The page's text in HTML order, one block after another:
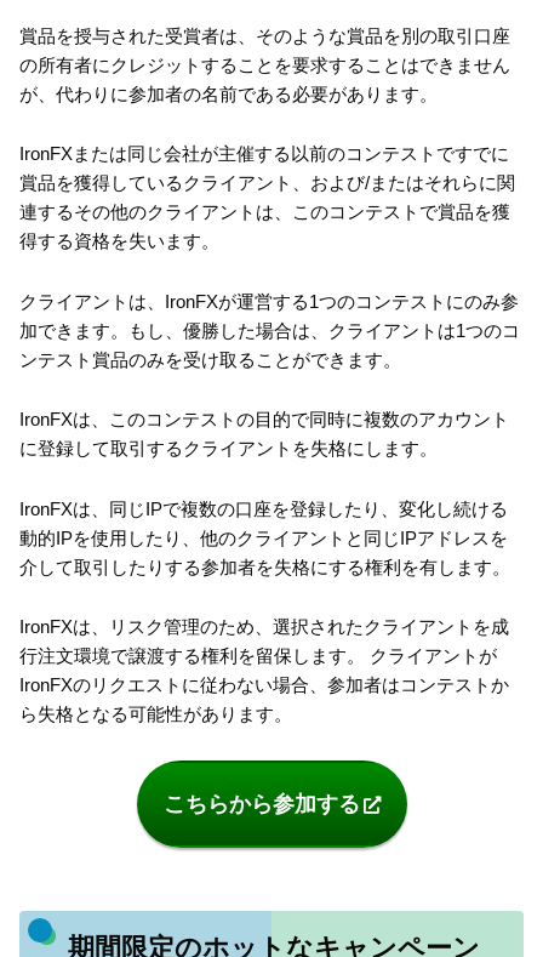
賞品を授与された受賞者は、そのような賞品を別の取引口座
の所有者にクレジットすることを要求することはできません
が、代わりに参加者の名前である必要があります。
IronFXまたは同じ会社が主催する以前のコンテストですでに
賞品を獲得しているクライアント、および/またはそれらに関
連するその他のクライアントは、このコンテストで賞品を獲
得する資格を失います。
クライアントは、IronFXが運営する1つのコンテストにのみ参
加できます。もし、優勝した場合は、クライアントは1つのコ
ンテスト賞品のみを受け取ることができます。
IronFXは、このコンテストの目的で同時に複数のアカウント
に登録して取引するクライアントを失格にします。
IronFXは、同じIPで複数の口座を登録したり、変化し続ける
動的IPを使用したり、他のクライアントと同じIPアドレスを
介して取引したりする参加者を失格にする権利を有します。
IronFXは、リスク管理のため、選択されたクライアントを成
行注文環境で譲渡する権利を留保します。 クライアントが
IronFXのリクエストに従わない場合、参加者はコンテストか
ら失格となる可能性があります。
こちらから参加する
期間限定のホットなキャンペーン